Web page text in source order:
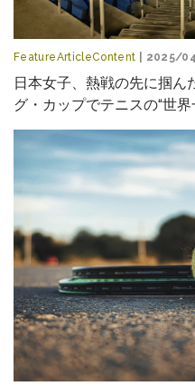
FeatureArticleContent | 2025/
日本女子、熱戦の先に掴ん
グ・カップでテニスの“世界